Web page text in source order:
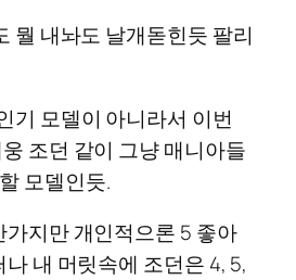
뭘 내놔도 날개돋힌듯 팔리
기 모델이 아니라서 이번
조던 같이 그냥 매니아들
모델인듯.
가지만 개인적으론 5 좋아
내 머릿속에 조던은 4, 5,